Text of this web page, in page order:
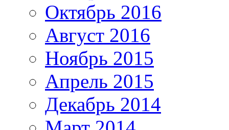
Октябрь 2016
Август 2016
Ноябрь 2015
Апрель 2015
Декабрь 2014